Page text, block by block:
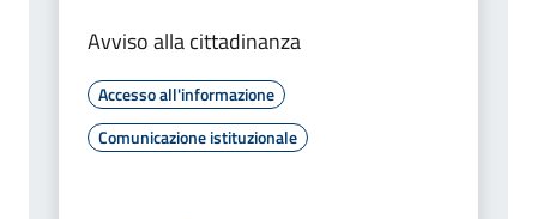
Avviso alla cittadinanza
Accesso all'informazione
Comunicazione istituzionale